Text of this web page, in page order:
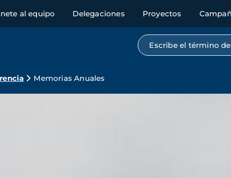
al equipo Delegaciones Proyectos
Búsqueda por texto
Memorias Anuales